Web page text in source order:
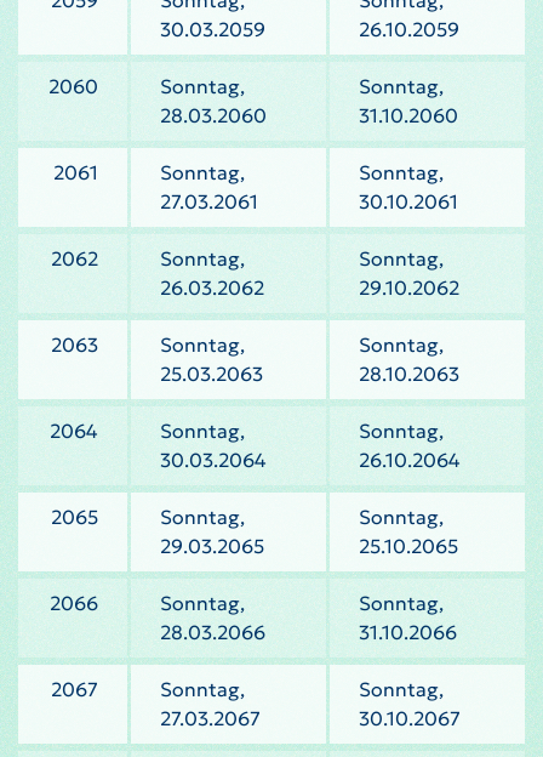
30.03.2059
26.10.2059
2060
Sonntag,
28.03.2060
Sonntag,
31.10.2060
2061
Sonntag,
27.03.2061
Sonntag,
30.10.2061
2062
Sonntag,
26.03.2062
Sonntag,
29.10.2062
2063
Sonntag,
25.03.2063
Sonntag,
28.10.2063
2064
Sonntag,
30.03.2064
Sonntag,
26.10.2064
2065
Sonntag,
29.03.2065
Sonntag,
25.10.2065
2066
Sonntag,
28.03.2066
Sonntag,
31.10.2066
2067
Sonntag,
27.03.2067
Sonntag,
30.10.2067